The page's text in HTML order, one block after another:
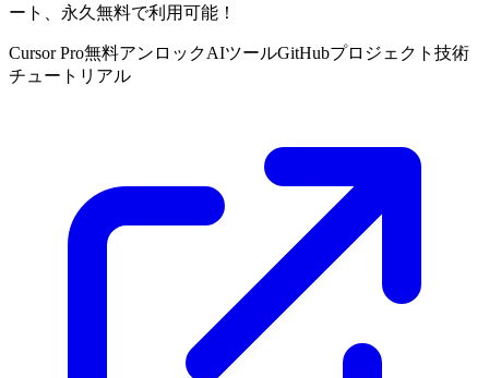
ート、永久無料で利用可能！
Cursor Pro無料アンロックAIツールGitHubプロジェクト 技術
チュートリアル